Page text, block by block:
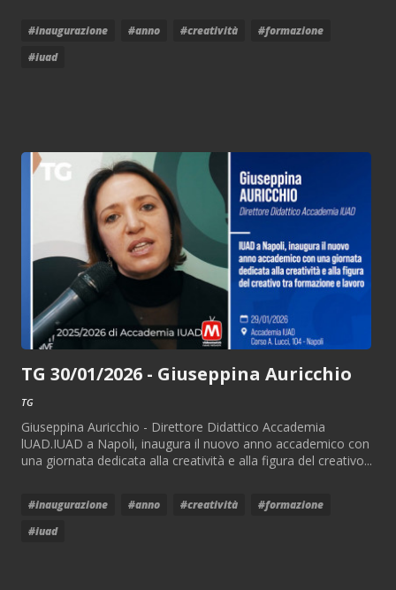
#inaugurazione #anno #creatività
#formazione
#iuad
TG 30/01/2026 - Giuseppina Auricchio
TG
Giuseppina Auricchio - Direttore Didattico Accademia
lUAD.IUAD a Napoli, inaugura il nuovo anno accademico con
una giornata dedicata alla creatività e alla figura del creativo...
#inaugurazione #anno #creatività
#formazione
#iuad